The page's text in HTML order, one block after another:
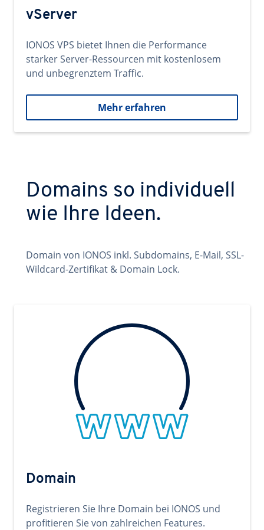
vServer
IONOS VPS bietet Ihnen die Performance
starker Server-Ressourcen mit kostenlosem
und unbegrenztem Traffic.
Mehr erfahren
Domains so individuell
wie Ihre Ideen.
Domain von IONOS inkl. Subdomains, E-Mail, SSL-
Wildcard-Zertifikat & Domain Lock.
Domain
Registrieren Sie Ihre Domain bei IONOS und
profitieren Sie von zahlreichen Features.